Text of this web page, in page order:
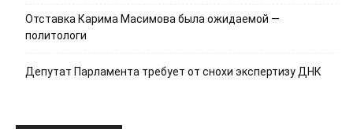
Отставка Карима Масимова была ожидаемой —
политологи
Депутат Парламента требует от снохи экспертизу ДНК